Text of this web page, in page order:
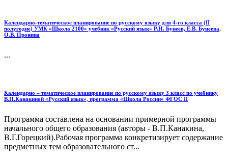
Календарно-тематическое планирование по русскому языку для 4-го класса (II
полугодие) УМК «Школа 2100» учебник «Русский язык» Р.Н. Бунеев, Е.В. Бунеева,
О.В. Пронина
...
Календарно – тематическое планирование по русскому языку 3 класс по учебнику
В.П.Канакиной «Русский язык», программа «Школа России» ФГОС II
Программа составлена на основании примерной программы
начального общего образования (авторы - В.П.Канакина,
В.Г.Горецкий).Рабочая программа конкретизирует содержание
предметных тем образовательного ст...